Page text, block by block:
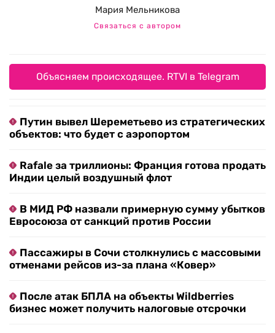
Мария Мельникова
Связаться с автором
Объясняем происходящее. RTVI в Telegram
Путин вывел Шереметьево из стратегических
объектов: что будет с аэропортом
Rafale за триллионы: Франция готова продать
Индии целый воздушный флот
В МИД РФ назвали примерную сумму убытков
Евросоюза от санкций против России
Пассажиры в Сочи столкнулись с массовыми
отменами рейсов из-за плана «Ковер»
После атак БПЛА на объекты Wildberries
бизнес может получить налоговые отсрочки